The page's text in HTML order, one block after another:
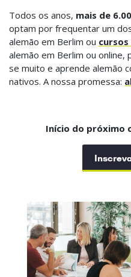
Todos os anos, mais de
optam por frequentar um
alemão em Berlim ou
alemão em Berlim ou
se muito e aprende alemão
nativos. A nossa promessa:
Início do próximo